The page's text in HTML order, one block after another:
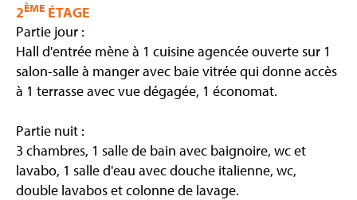
2ÈME ÉTAGE
Partie jour :
Hall d'entrée mène à 1 cuisine agencée ouverte sur 1
salon-salle à manger avec baie vitrée qui donne accès
à 1 terrasse avec vue dégagée, 1 économat.
Partie nuit :
3 chambres, 1 salle de bain avec baignoire, wc et
lavabo, 1 salle d'eau avec douche italienne, wc,
double lavabos et colonne de lavage.